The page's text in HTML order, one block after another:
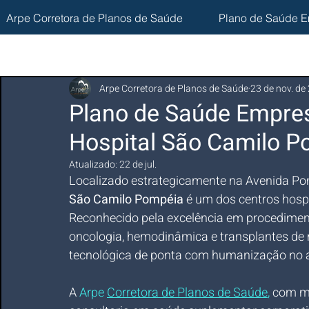
Arpe Corretora de Planos de Saúde Plano de Saúde
Plano de Saúde
Hospital São Camilo
Arpe Corretora de Planos de Saúde23 de nov.
Atualizado:22 de jul.
Localizado estrategicamente na Avenida
São Camilo Pompéia é um dos centros
Reconhecido pela excelência em
oncologia, hemodinâmica e transplantes
tecnológica de ponta com humanização no
A Arpe Corretora de Planos de Saúde, com